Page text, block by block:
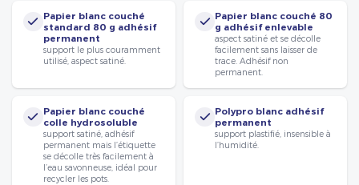
Papier blanc couché
standard 80 g adhésif
permanent
support le plus couramment
utilisé, aspect satiné.
Papier blanc couché 80
g adhésif enlevable
aspect satiné et se décolle
facilement sans laisser de
trace. Adhésif non
permanent.
Papier blanc couché
colle hydrosoluble
support satiné, adhésif
permanent mais l’étiquette
se décolle très facilement à
l’eau savonneuse, idéal pour
recycler les pots.
Polypro blanc adhésif
permanent
support plastifié, insensible à
l’humidité.